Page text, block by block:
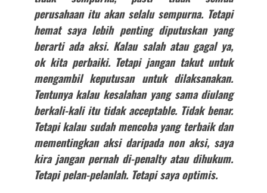
perusahaan itu akan selalu sempurna. Tetapi
hemat saya lebih penting diputuskan yang
berarti ada aksi. Kalau salah atau gagal ya,
ok kita perbaiki. Tetapi jangan takut untuk
mengambil keputusan untuk dilaksanakan.
Tentunya kalau kesalahan yang sama diulang
berkali-kali itu tidak acceptable. Tidak benar.
Tetapi kalau sudah mencoba yang terbaik dan
mementingkan aksi daripada non aksi, saya
kira jangan pernah di-penalty atau dihukum.
Tetapi pelan-pelanlah. Tetapi saya optimis.